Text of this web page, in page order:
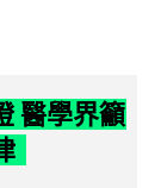
醫學界籲